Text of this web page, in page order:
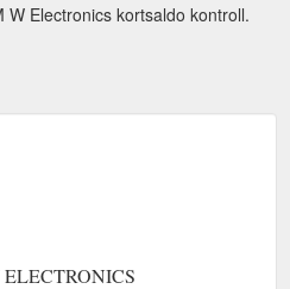
Electronics kortsaldo kontroll.